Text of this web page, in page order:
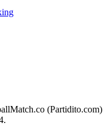
(Partidito.com)